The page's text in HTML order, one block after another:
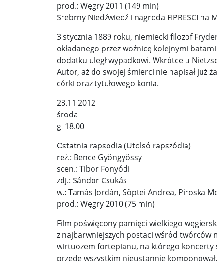
prod.: Węgry 2011 (149 min)
Srebrny Niedźwiedź i nagroda FIPRESCI na
3 stycznia 1889 roku, niemiecki filozof
okładanego przez woźnicę kolejnymi
dodatku uległ wypadkowi. Wkrótce u
Autor, aż do swojej śmierci nie napisał już
córki oraz tytułowego konia.
28.11.2012
środa
g. 18.00
Ostatnia rapsodia (Utolsó rapszódia)
reż.: Bence Gyöngyössy
scen.: Tibor Fonyódi
zdj.: Sándor Csukás
w.: Tamás Jordán, Söptei Andrea, Piroska
prod.: Węgry 2010 (75 min)
Film poświęcony pamięci wielkiego
z najbarwniejszych postaci wśród twórców
wirtuozem fortepianu, na którego koncerty
przede wszystkim nieustannie